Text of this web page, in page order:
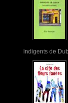
Indigents de